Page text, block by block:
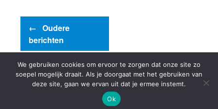
←
Oudere
berichten
© 2000-2026 - Woonwebsite.nl -
We gebruiken cookies om ervoor te zorgen dat onze site zo
soepel mogelijk draait. Als je doorgaat met het gebruiken van
deze site, gaan we ervan uit dat je ermee instemt.
Ok